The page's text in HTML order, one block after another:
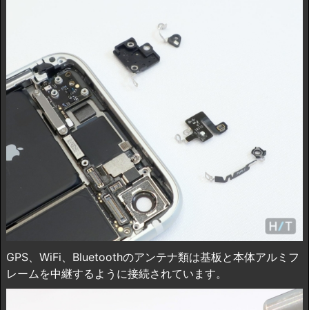
GPS、WiFi、Bluetoothのアンテナ類は基板と本体アルミフ
レームを中継するように接続されています。